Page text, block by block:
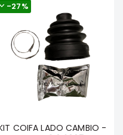
COIFA LADO CAMBIO -
-27%